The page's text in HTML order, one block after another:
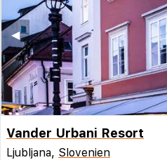
◀︎
Vander Urbani Resort
Ljubljana, Slovenien